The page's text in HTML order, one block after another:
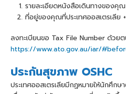
รายละเอียดหนังสือเดินทางของคุณ
ที่อยู่ของคุณที่ประเทศออสเตรเลีย +
ลงทะเบียนขอ Tax File Number ด้วยต
https://www.ato.gov.au/iar/
ประกันสุขภาพ OSHC
ประเทศออสเตรเลียมีกฏหมายให้นักศึกษ